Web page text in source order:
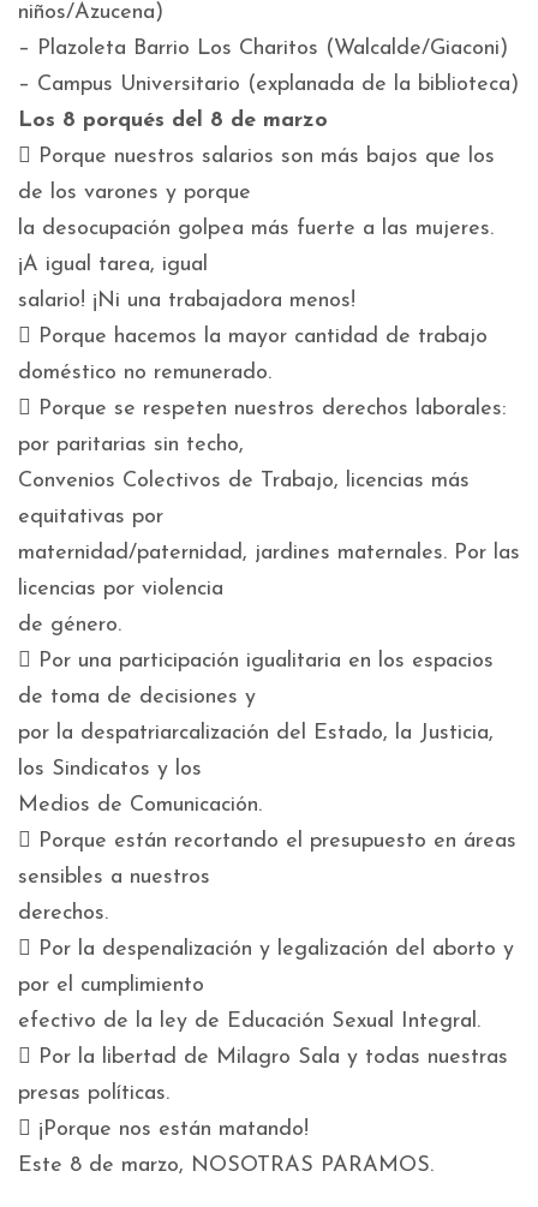
niños/Azucena)
– Plazoleta Barrio Los Charitos (Walcalde/Giaconi)
– Campus Universitario (explanada de la biblioteca)
Los 8 porqués del 8 de marzo
 Porque nuestros salarios son más bajos que los
de los varones y porque
la desocupación golpea más fuerte a las mujeres.
¡A igual tarea, igual
salario! ¡Ni una trabajadora menos!
 Porque hacemos la mayor cantidad de trabajo
doméstico no remunerado.
 Porque se respeten nuestros derechos laborales:
por paritarias sin techo,
Convenios Colectivos de Trabajo, licencias más
equitativas por
maternidad/paternidad, jardines maternales. Por las
licencias por violencia
de género.
 Por una participación igualitaria en los espacios
de toma de decisiones y
por la despatriarcalización del Estado, la Justicia,
los Sindicatos y los
Medios de Comunicación.
 Porque están recortando el presupuesto en áreas
sensibles a nuestros
derechos.
 Por la despenalización y legalización del aborto y
por el cumplimiento
efectivo de la ley de Educación Sexual Integral.
 Por la libertad de Milagro Sala y todas nuestras
presas políticas.
 ¡Porque nos están matando!
Este 8 de marzo, NOSOTRAS PARAMOS.